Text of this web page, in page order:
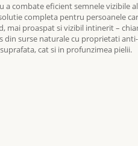
combate eficient semnele vizibile
completa pentru persoanele
proaspat si vizibil intinerit –
surse naturale cu proprietati
cat si in profunzimea pielii.